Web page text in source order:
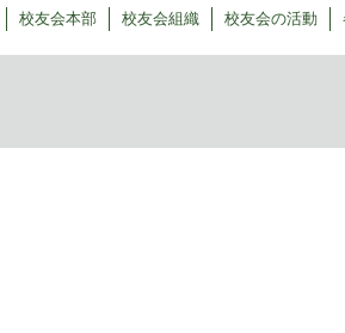
校友会本部 校友会組織 校友会の活動